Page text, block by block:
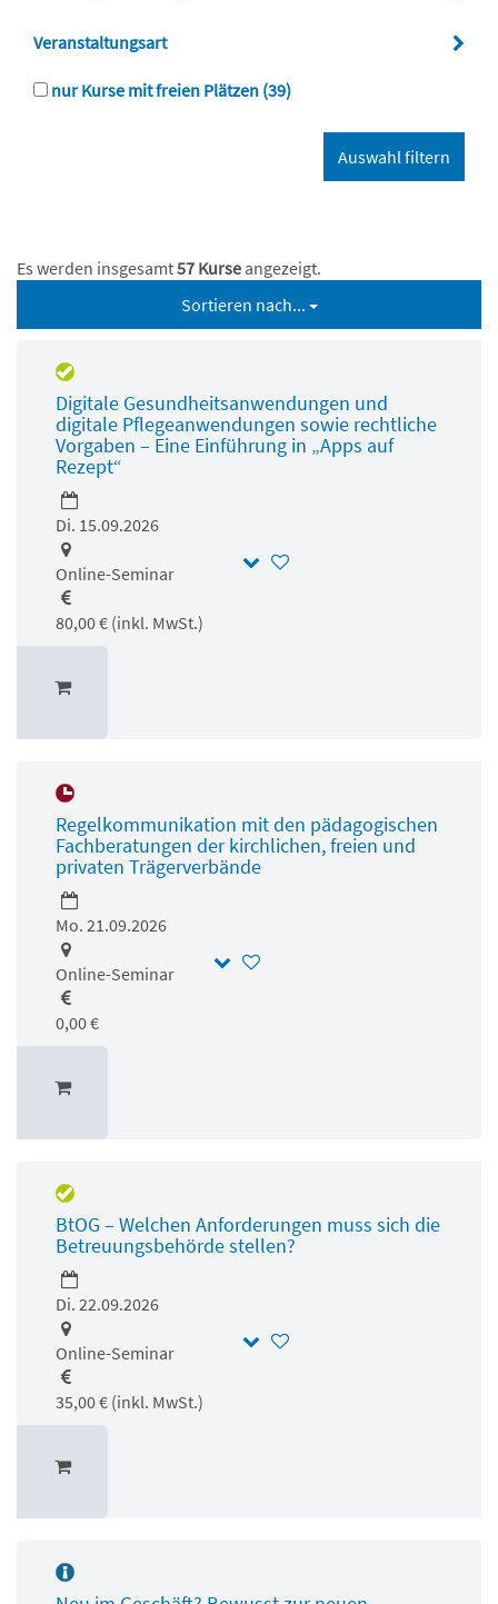
Veranstaltungsart
nur Kurse mit freien Plätzen (39)
Es werden insgesamt57 Kurse angezeigt.
Sortieren nach...
Digitale Gesundheitsanwendungen und
digitale Pflegeanwendungen sowie rechtliche
Vorgaben – Eine Einführung in „Apps auf
Rezept“
Di. 15.09.2026
Online-Seminar
80,00 € (inkl. MwSt.)
Regelkommunikation mit den pädagogischen
Fachberatungen der kirchlichen, freien und
privaten Trägerverbände
Mo. 21.09.2026
Online-Seminar
0,00 €
BtOG – Welchen Anforderungen muss sich die
Betreuungsbehörde stellen?
Di. 22.09.2026
Online-Seminar
35,00 € (inkl. MwSt.)